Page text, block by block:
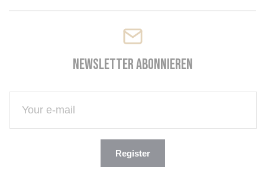
Newsletter abonnieren
Register